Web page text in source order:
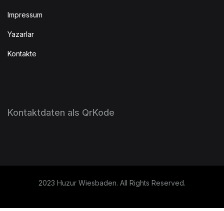
Impressum
Yazarlar
Kontakte
Kontaktdaten als QrKode
2023 Huzur Wiesbaden. All Rights Reserved.